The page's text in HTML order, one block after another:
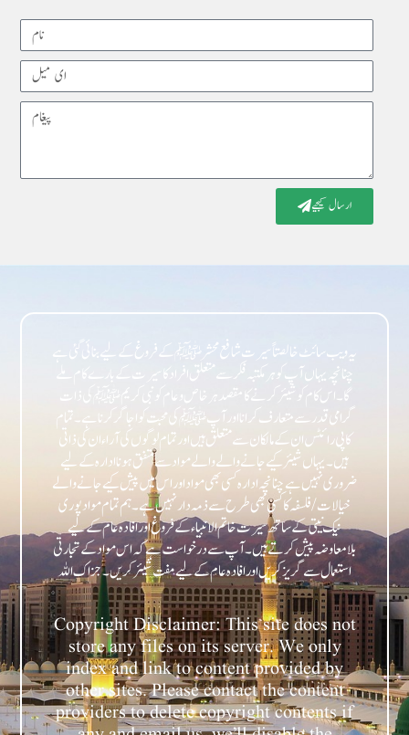
Name
Email
Message
ارسال کیجیے
یہ ویب سائٹ خالصتاً سیرت شافع محشر ﷺ کے فروغ کے لیے بنائی گئی ہے
چنانچہ یہاں آپ کو ہر مکتبہ فکر سے متعلق افراد کا سیرت کے بارے کام ملے
گا۔ اس کام کو شیئر کرنے کا مقصد ہر خاص و عام کو نبی کریمﷺ کی ذات
گرامی قدر سے متعارف کرانا اور آپﷺ کی محبت کو اجاگر کرنا ہے۔ تمام
کاپی رائٹس ان کے مالکان سے متعلق ہیں اور تمام لوگوں کی آراء ان کی ذاتی
ہیں۔ یہاں شیئر کیے جانے والے والے مواد سے متفق ہونا ادارہ کے لیے
ضروری نہیں ہے چنانچہ ادارہ کسی بھی مواد اور اس میں پیش کیے جانے والے
خیالات/فلسفہ کا کسی بھی طرح سے ذمہ دار نہیں ہے۔ ہم تمام مواد پوری
نیک نیتی کے ساتھ سیرت خاتم الانبیاء کے فروغ اور افادہ عام کے لیے
بلامعاوضہ پیش کرتے ہیں۔ آپ سے درخواست ہے کہ اس مواد کے تجارتی
استعمال سے گریز کریں اور افادہ عام کے لیے مفت شیئر کریں۔ جزاک اللہ
Copyright Disclaimer: This site does not
store any files on its server. We only
index and link to content provided by
other sites. Please contact the content
providers to delete copyright contents if